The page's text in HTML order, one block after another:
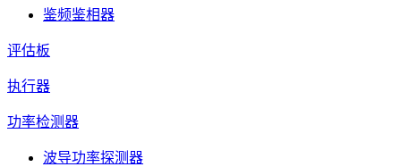
鉴频鉴相器
评估板
执行器
功率检测器
波导功率探测器